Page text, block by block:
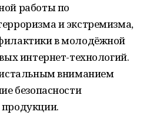
работы по
и экстремизма,
в молодёжной
интернет-технологий.
вниманием
безопасности